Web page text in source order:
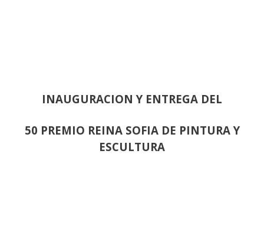
INAUGURACION Y ENTREGA DEL
50 PREMIO REINA SOFIA DE PINTURA Y
ESCULTURA